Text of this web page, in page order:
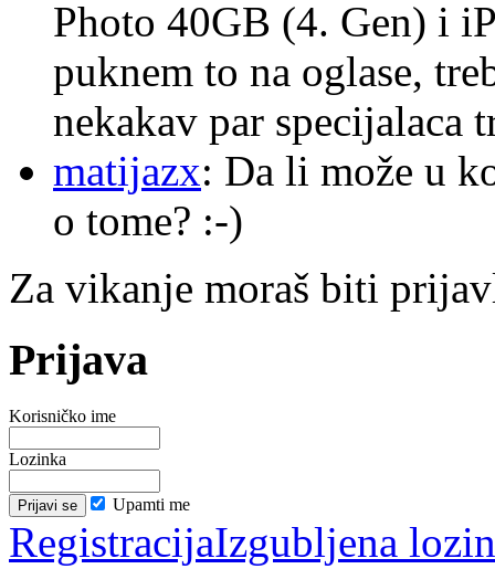
Photo 40GB (4. Gen) i
puknem to na oglase,
nekakav par
matijazx: Da li može u
o tome? :-)
Za vikanje moraš biti
Prijava
Korisničko ime
Lozinka
Upamti me
RegistracijaIzgubljena